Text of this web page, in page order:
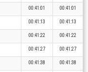
00:41:01 00:41:01
00:41:13 00:41:13
00:41:22 00:41:22
00:41:27 00:41:27
00:41:38 00:41:38